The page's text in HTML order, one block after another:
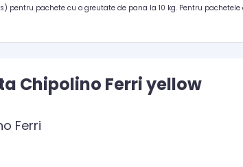
pentru pachete cu o greutate de pana la 10 kg. Pentru
Chipolino Ferri yellow
Ferri